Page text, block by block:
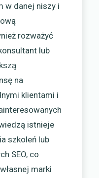
w danej niszy i
rozważyć
lub
na
klientami i
istnieje
szkoleń lub
SEO, co
marki